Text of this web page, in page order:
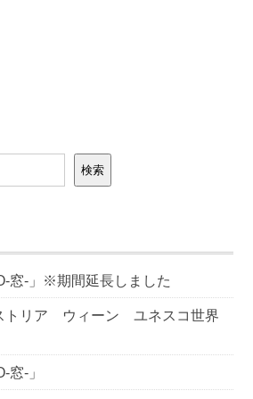
検索
窓-」※期間延長しました
トリア ウィーン ユネスコ世界
窓-」